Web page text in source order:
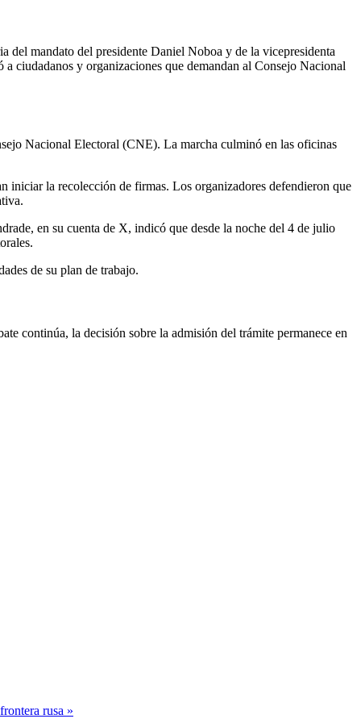
del mandato del presidente Daniel Noboa y de la vicepresidenta
ciudadanos y organizaciones que demandan al Consejo Nacional
Nacional Electoral (CNE). La marcha culminó en las oficinas
iniciar la recolección de firmas. Los organizadores defendieron que
en su cuenta de X, indicó que desde la noche del 4 de julio
de su plan de trabajo.
continúa, la decisión sobre la admisión del trámite permanece en
rusa »